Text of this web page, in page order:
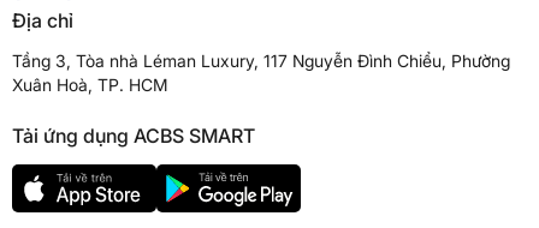
Địa chỉ
Tầng 3, Tòa nhà Léman Luxury, 117 Nguyễn Đình Chiểu, Phường
Xuân Hoà, TP. HCM
Tải ứng dụng ACBS SMART